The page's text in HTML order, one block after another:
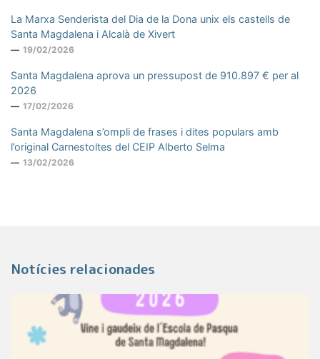
La Marxa Senderista del Dia de la Dona unix els castells de
Santa Magdalena i Alcalà de Xivert
19/02/2026
Santa Magdalena aprova un pressupost de 910.897 € per al
2026
17/02/2026
Santa Magdalena s’ompli de frases i dites populars amb
l’original Carnestoltes del CEIP Alberto Selma
13/02/2026
Notícies relacionades